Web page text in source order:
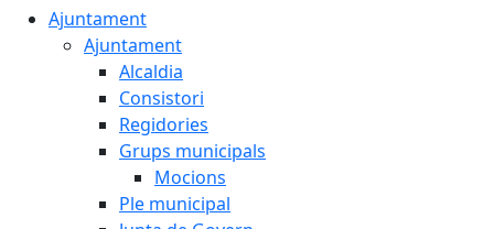
Ajuntament
Ajuntament
Alcaldia
Consistori
Regidories
Grups municipals
Mocions
Ple municipal